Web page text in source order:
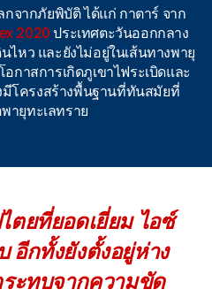
จากภัยพิบัติ ได้แก่ กาตาร์ จาก
2020ประเทศตะวันออกกลาง
ไหว และยังไม่อยู่ในเส้นทางพายุ
กาสการเกิดภูเขาไฟระเบิดและ
โครงสร้างพื้นฐานที่ทันสมัยที่
ายุทะเลทราย
ตยที่ยอดเยี่ยม ไอซ์
อีกทั้งยังตั้งอยู่ห่าง
ะทบจากความขัด